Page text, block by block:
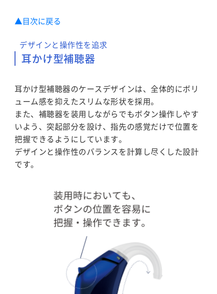
▲目次に戻る
デザインと操作性を追求
耳かけ型補聴器
耳かけ型補聴器のケースデザインは、全体的にボリ
ューム感を抑えたスリムな形状を採用。
また、補聴器を装用しながらでもボタン操作しやす
いよう、突起部分を設け、指先の感覚だけで位置を
把握できるようにしています。
デザインと操作性のバランスを計算し尽くした設計
です。